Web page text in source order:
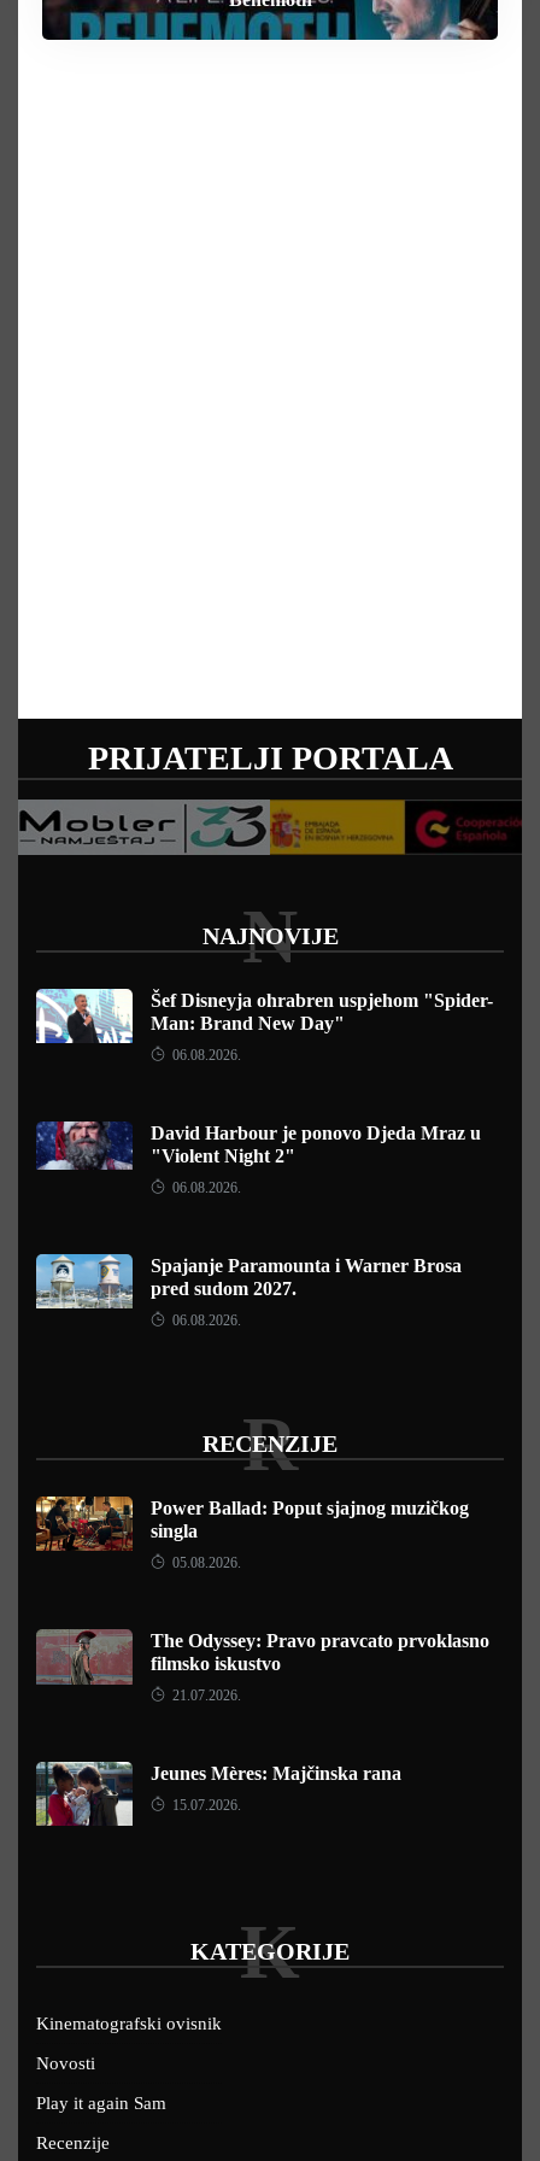
PRIJATELJI PORTALA
NAJNOVIJE
N
Šef Disneyja ohrabren uspjehom "Spider-
Man: Brand New Day"
06.08.2026.
David Harbour je ponovo Djeda Mraz u
"Violent Night 2"
06.08.2026.
Spajanje Paramounta i Warner Brosa
pred sudom 2027.
06.08.2026.
RECENZIJE
R
Power Ballad: Poput sjajnog muzičkog
singla
05.08.2026.
The Odyssey: Pravo pravcato prvoklasno
filmsko iskustvo
21.07.2026.
Jeunes Mères: Majčinska rana
15.07.2026.
KATEGORIJE
K
Kinematografski ovisnik
Novosti
Play it again Sam
Recenzije